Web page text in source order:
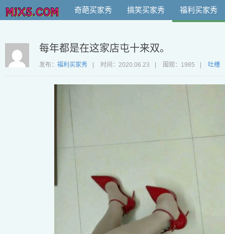
奇葩买家秀 搞笑买家秀 福利买家秀
每年都是在这家店屯十来双。
发布： 福利买家秀 时间： 2020.06.23 围观：1985 吐槽